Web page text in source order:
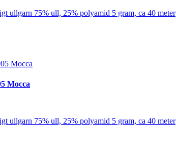
ullgarn 75% ull, 25% polyamid 5 gram, ca 40 meter
Mocca
ullgarn 75% ull, 25% polyamid 5 gram, ca 40 meter